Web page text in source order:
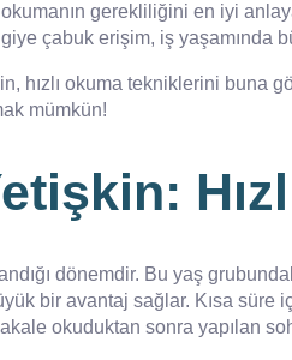
gerekliliğini en iyi
çabuk erişim, iş yaşamında
hızlı okuma tekniklerini buna
mümkün!
dönemdir. Bu yaş
bir avantaj sağlar. Kısa
okuduktan sonra yapılan